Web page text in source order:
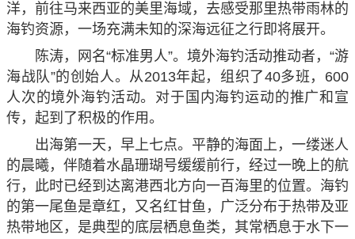
洋，前往马来西亚的美里海域，去感受那里热带雨林的
海钓资源，一场充满未知的深海远征之行即将展开。
陈涛，网名“标准男人”。境外海钓活动推动者，“游
海战队”的创始人。从2013年起，组织了40多班，600
人次的境外海钓活动。对于国内海钓运动的推广和宣
传，起到了积极的作用。
出海第一天，早上七点。平静的海面上，一缕迷人
的晨曦，伴随着水晶珊瑚号缓缓前行，经过一晚上的航
行，此时已经到达离港西北方向一百海里的位置。海钓
的第一尾鱼是章红，又名红甘鱼，广泛分布于热带及亚
热带地区，是典型的底层栖息鱼类，其常栖息于水下一